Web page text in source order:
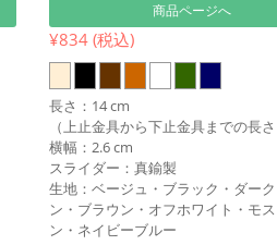
商品ページへ
¥834 (税込)
長さ：14 cm
（上止金具から下止金具までの長
横幅：2.6 cm
スライダー：真鍮製
生地：ベージュ・ブラック・ダー
ン・ブラウン・オフホワイト・モ
ン・ネイビーブルー